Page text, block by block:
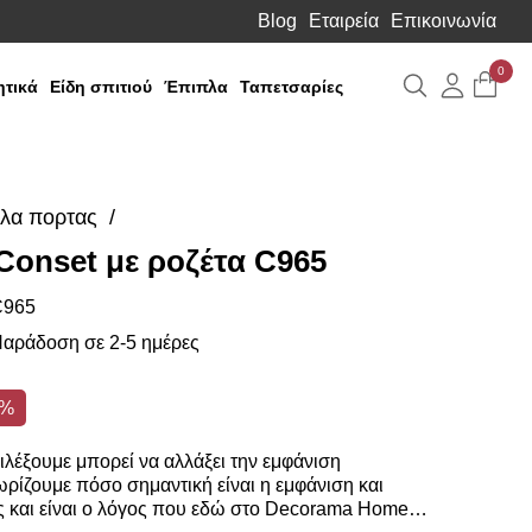
Blog Εταιρεία Επικοινωνία
Είδη σπιτιού Έπιπλα Ταπετσαρίες Αναζήτηση
0
πορτας
με ροζέτα C965
σε 2-5 ημέρες
μπορεί να αλλάξει την εμφάνιση
πόσο σημαντική είναι η εμφάνιση και
και είναι ο λόγος που εδώ στο Decorama Home